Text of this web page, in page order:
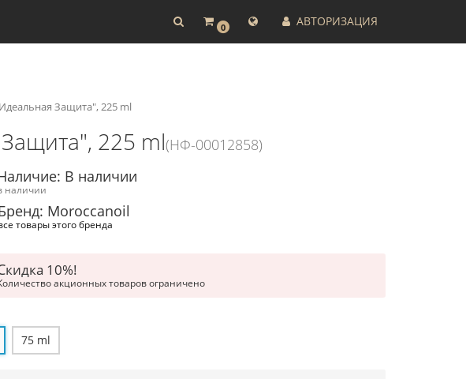
0 АВТОРИЗАЦИЯ
Защита", 225 ml
225 ml(НФ-00012858)
В наличии
наличии
Moroccanoil
товары этого бренда
Скидка 10%!
акционных товаров ограничено
75 ml